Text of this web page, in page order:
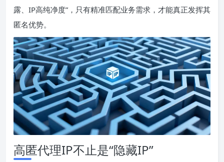
露、IP高纯净度”，只有精准匹配业务需求，才能真正发挥其
匿名优势。
高匿代理IP不止是“隐藏IP”